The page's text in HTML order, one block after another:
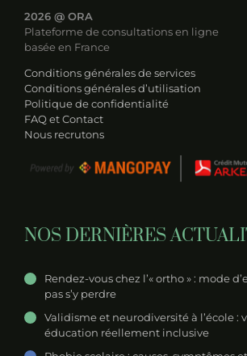
2026 @ ORA
Plateforme de consultations en ligne
basée en France
Conditions générales de services
Conditions générales d’utilisation
Politique de confidentialité
FAQ et Contact
Nous recrutons
NOS DERNIÈRES
Rendez-vous chez l’« ortho » : mode
pas s’y perdre
Validisme et neurodiversité à l’école :
éducation réellement inclusive